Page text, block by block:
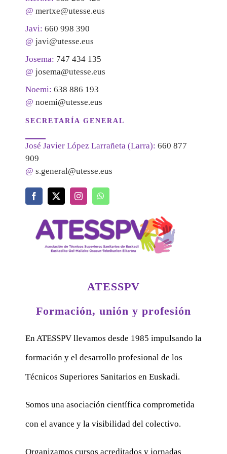
@ mertxe@utesse.eus
Javi: 660 998 390
@ javi@utesse.eus
Josema: 747 434 135
@ josema@utesse.eus
Noemi: 638 886 193
@ noemi@utesse.eus
SECRETARÍA GENERAL
José Javier López Larrañeta (Larra): 660 877
909
@ s.general@utesse.eus
ATESSPV
Formación, unión y profesión
En ATESSPV llevamos desde 1985 impulsando la
formación y el desarrollo profesional de los
Técnicos Superiores Sanitarios en Euskadi.
Somos una asociación científica comprometida
con el avance y la visibilidad del colectivo.
Organizamos cursos acreditados y jornadas